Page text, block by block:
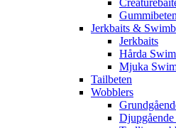
Jerkbaits &
Jerkbaits
Hårda
Mjuka
Tailbeten
Wobblers